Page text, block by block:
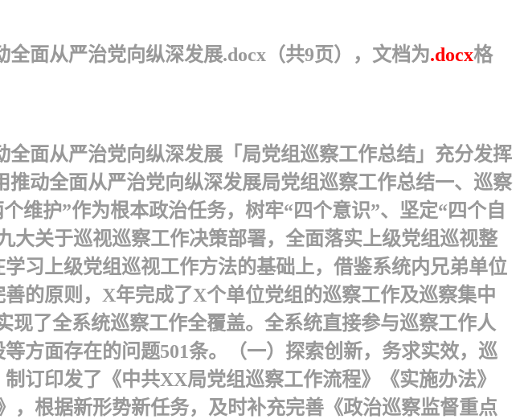
面从严治党向纵深发展.docx（共9页），文档为.docx格
面从严治党向纵深发展「局党组巡察工作总结」充分发挥
动全面从严治党向纵深发展局党组巡察工作总结一、巡察
维护”作为根本政治任务，树牢“四个意识”、坚定“四个自
大关于巡视巡察工作决策部署，全面落实上级党组巡视整
习上级党组巡视工作方法的基础上，借鉴系统内兄弟单位
的原则，X年完成了X个单位党组的巡察工作及巡察集中
了全系统巡察工作全覆盖。全系统直接参与巡察工作人
方面存在的问题501条。（一）探索创新，务求实效，巡
订印发了《中共XX局党组巡察工作流程》《实施办法》
，根据新形势新任务，及时补充完善《政治巡察监督重点